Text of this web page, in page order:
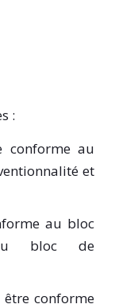
:
conforme au
et
au bloc
bloc de
conforme